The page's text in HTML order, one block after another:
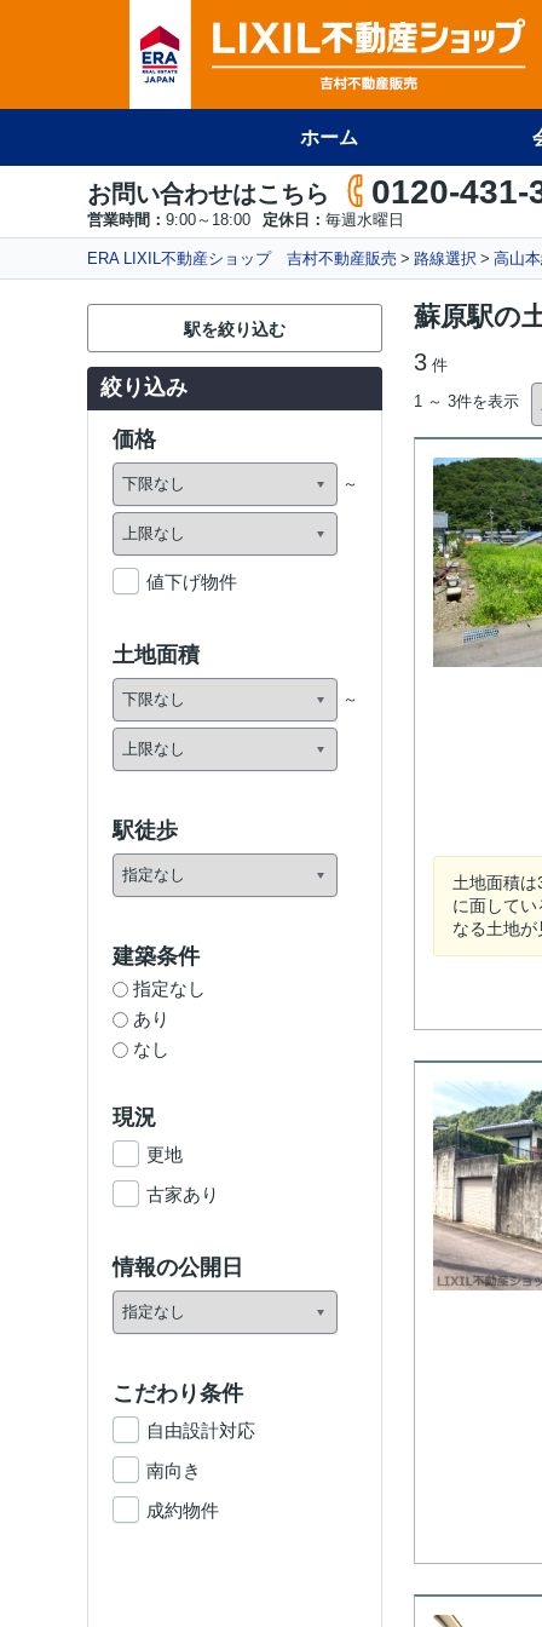
ホーム
お問い合わせはこちら 0120-431-
営業時間： 9:00～18:00 定休日： 毎週水曜日
ERA LIXIL不動産ショップ 吉村不動産販売 路線選択 高山
蘇原駅の
3 件
1 ～ 3件を表示
土地面積
に面して
なる土地
駅を絞り込む
絞り込み
価格
値下げ物件
土地面積
駅徒歩
建築条件
指定なし
あり
なし
現況
更地
古家あり
情報の公開日
こだわり条件
自由設計対応
南向き
成約物件